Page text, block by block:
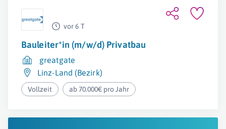
vor 6 T
Bauleiter*in (m/w/d) Privatbau
greatgate
Linz-Land (Bezirk)
Vollzeit ab 70.000€ pro Jahr